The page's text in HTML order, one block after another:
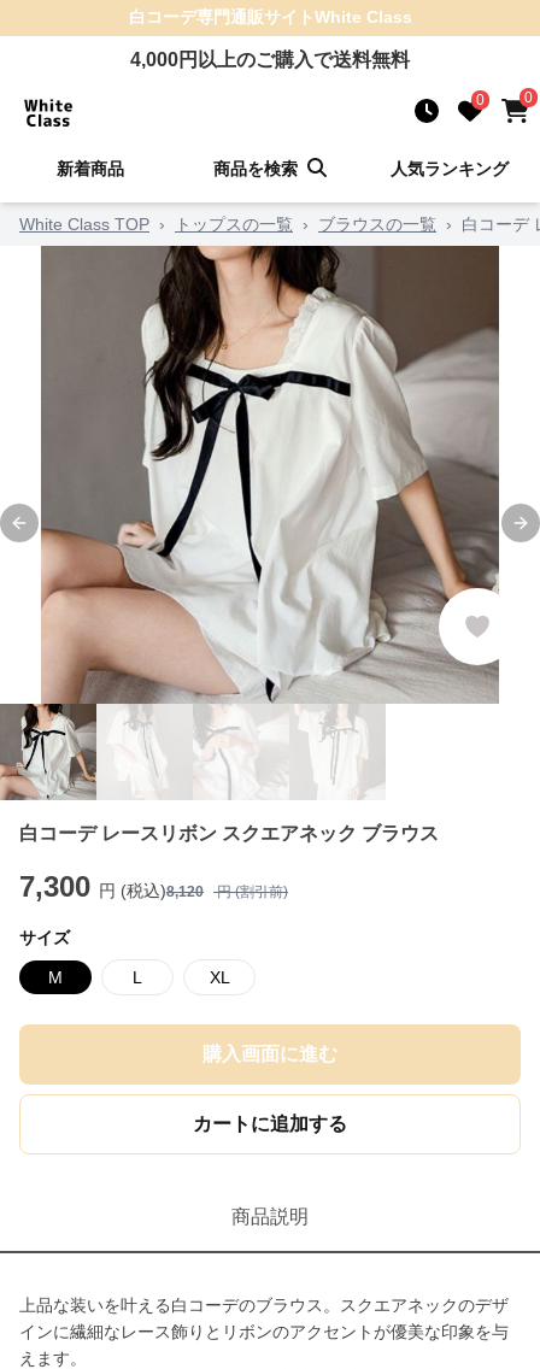
白コーデ専門通販サイトWhite Class
4,000円以上のご購入で送料無料
0 0
新着商品 商品を検索 人気ランキング
White Class TOP › トップスの一覧 › ブラウスの一覧 › 白コーデ
Previous slide
白コーデ レースリボン スクエアネック ブラウス
7,300 円 (税込)8,120 円 (割引前)
サイズ
M L XL
購入画面に進む
カートに追加する
商品説明
上品な装いを叶える白コーデのブラウス。スクエアネックのデザ
インに繊細なレース飾りとリボンのアクセントが優美な印象を与
えます。